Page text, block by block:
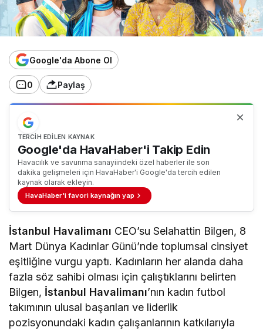
Google'da Abone Ol
0 Paylaş
TERCIH EDILEN KAYNAK
Google'da HavaHaber'i Takip Edin
Havacılık ve savunma sanayiindeki özel haberler ile son
dakika gelişmeleri için HavaHaber'i Google'da tercih edilen
kaynak olarak ekleyin.
HavaHaber'i favori kaynağın yap
İstanbul Havalimanı CEO’su Selahattin Bilgen, 8
Mart Dünya Kadınlar Günü’nde toplumsal cinsiyet
eşitliğine vurgu yaptı. Kadınların her alanda daha
fazla söz sahibi olması için çalıştıklarını belirten
Bilgen, İstanbul Havalimanı’nın kadın futbol
takımının ulusal başarıları ve liderlik
pozisyonundaki kadın çalışanlarının katkılarıyla